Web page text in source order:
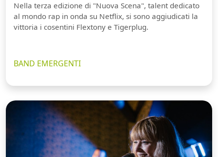
Nella terza edizione di "Nuova Scena", talent dedicato
al mondo rap in onda su Netflix, si sono aggiudicati la
vittoria i cosentini Flextony e Tigerplug.
BAND EMERGENTI